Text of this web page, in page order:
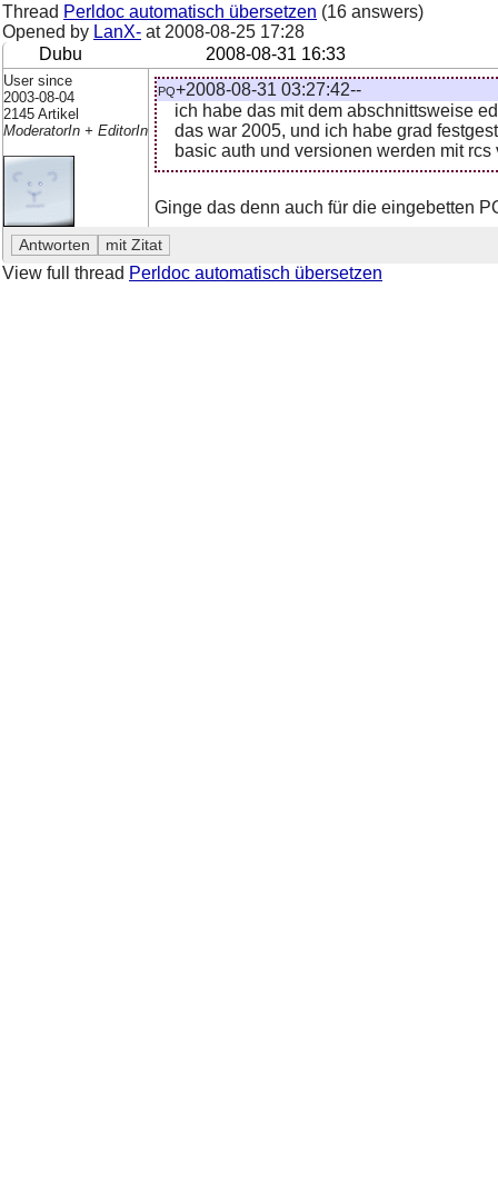
Thread Perldoc automatisch übersetzen (16 answers)
Opened by LanX- at 2008-08-25 17:28
Dubu
2008-08-31 16:33
User since
2003-08-04
2145 Artikel
ModeratorIn + EditorIn
pq+2008-08-31 03:27:42--
ich habe das mit dem abschnittsweise
das war 2005, und ich habe grad
basic auth und versionen werden mit rcs
Ginge das denn auch für die eingebetten
View full thread Perldoc automatisch übersetzen